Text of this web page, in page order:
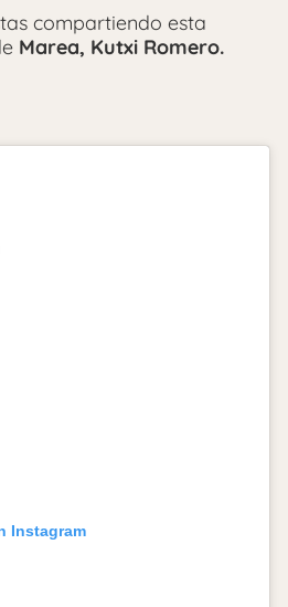
compartiendo esta
Marea, Kutxi Romero.
Instagram